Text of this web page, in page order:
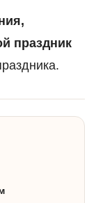
праздник